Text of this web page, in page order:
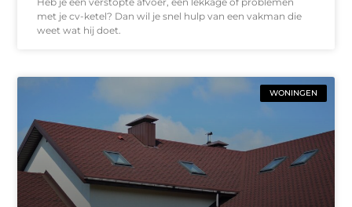
met je cv-ketel? Dan wil je snel hulp van een vakman die
weet wat hij doet.
WONINGEN